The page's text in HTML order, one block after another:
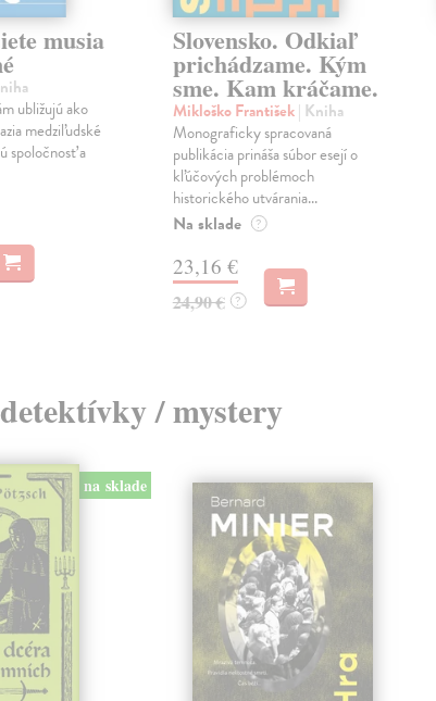
musia
ubližujú ako
medziľudské
spoločnosť a
Slovensko. Odkiaľ
prichádzame. Kým
sme. Kam kráčame.
Mikloško František| Kniha
Monograficky spracovaná
publikácia prináša súbor esejí o
kľúčových problémoch
historického utvárania...
Na sklade ?
23,16 €
24,90 € ?
/ mystery
na sklade